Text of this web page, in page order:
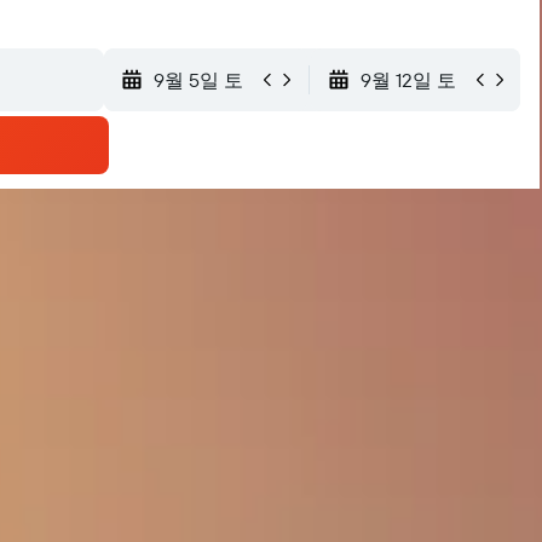
9월 5일 토 9월 12일 토